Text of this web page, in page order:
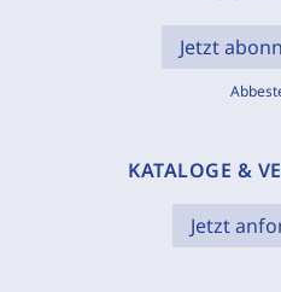
Jetzt
KATALOGE &
Jetzt